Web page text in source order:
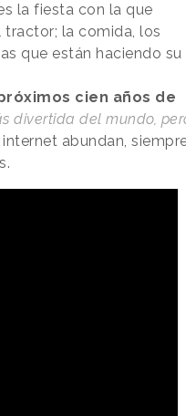
la fiesta con la que
tractor; la comida, los
que están haciendo su
cien años de
divertida del mundo,
abundan,